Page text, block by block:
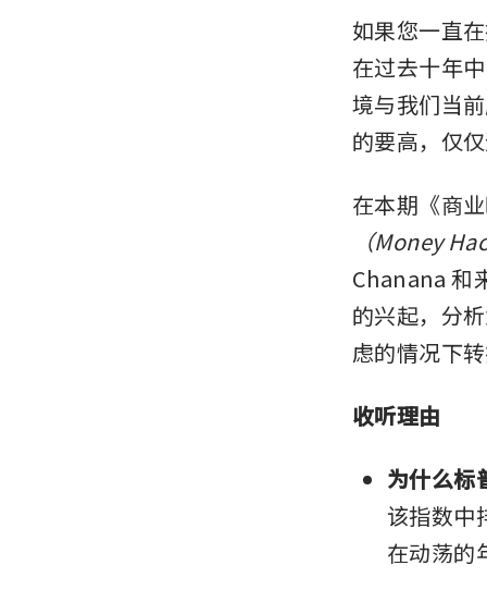
如果您一直
在过去十年
境与我们当
的要高，仅
在本期《商
（Money
Chanana 和
的兴起，分
虑的情况下
收听理由
为什么标
该指数中
在动荡的